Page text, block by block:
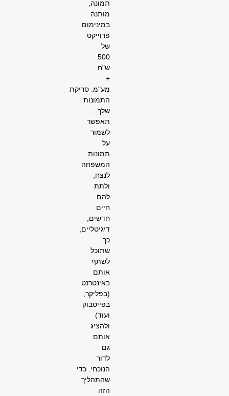
תמונה,
מותנה
במינימום
פרוייקט
של
500
ש"ח
+
מע"מ. סריקת
התמונות
שלך
תאפשר
לשמור
על
תמונות
המשפחה
לנצח,
ולתת
להם
חיים
חדשים,
דיגיטליים,
כך
שתוכל
לשתף
אותם
באינטרנט
(בפליקר,
בפייסבוק
ועוד)
ולהציג
אותם
גם
לדור
הנוכחי. כדי
שהתהליך
הזה